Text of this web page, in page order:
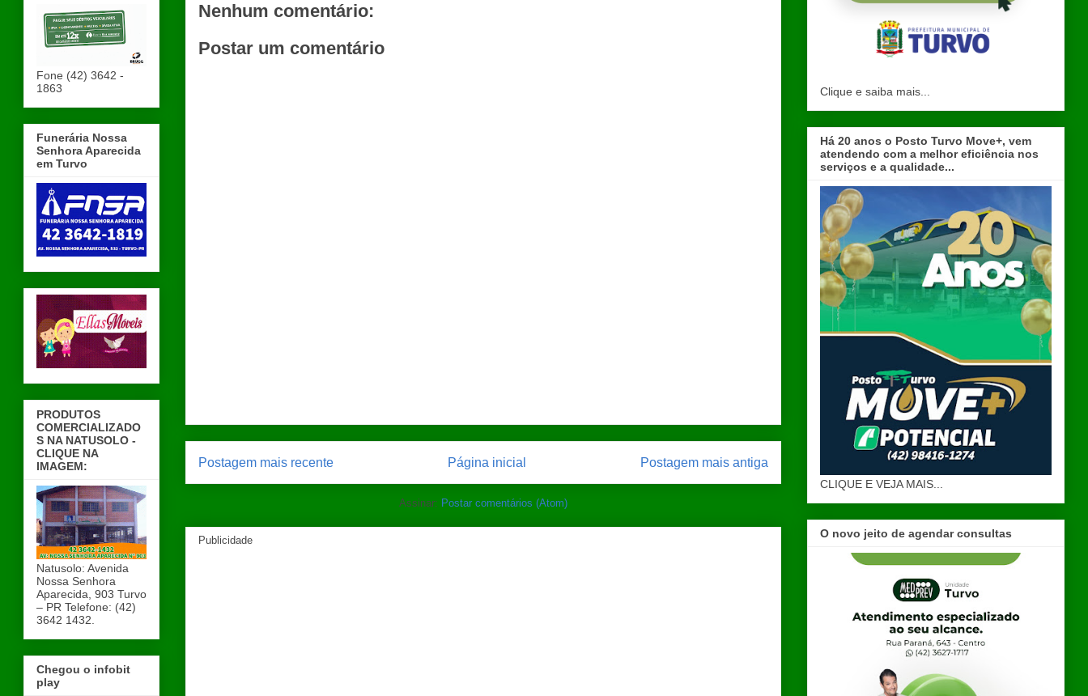
Nenhum comentário:
Postar um comentário
Postagem mais recente Postagem mais antiga
Página inicial
Assinar: Postar comentários (Atom)
Publicidade
Fone (42) 3642 -
1863
Funerária Nossa
Senhora Aparecida
em Turvo
PRODUTOS
COMERCIALIZADO
S NA NATUSOLO -
CLIQUE NA
IMAGEM:
Natusolo: Avenida
Nossa Senhora
Aparecida, 903 Turvo
– PR Telefone: (42)
3642 1432.
Chegou o infobit
play
Clique e saiba mais...
Há 20 anos o Posto Turvo Move+, vem
atendendo com a melhor eficiência nos
serviços e a qualidade...
CLIQUE E VEJA MAIS...
O novo jeito de agendar consultas